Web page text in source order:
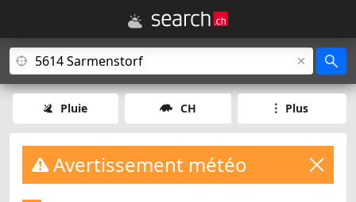
Pluie CH Plus
Avertissement météo